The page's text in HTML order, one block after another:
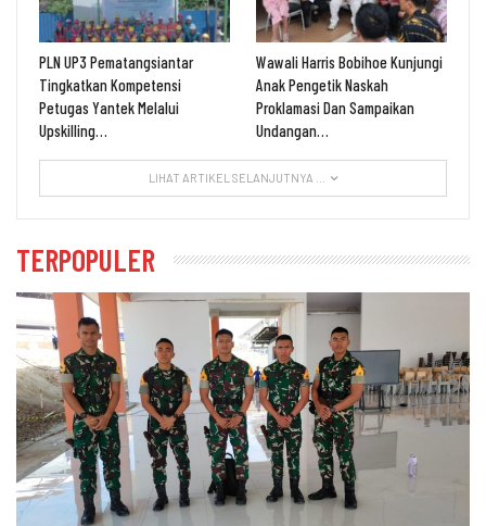
PLN UP3 Pematangsiantar
Tingkatkan Kompetensi
Petugas Yantek Melalui
Upskilling…
Wawali Harris Bobihoe Kunjungi
Anak Pengetik Naskah
Proklamasi Dan Sampaikan
Undangan…
LIHAT ARTIKEL SELANJUTNYA ...
TERPOPULER